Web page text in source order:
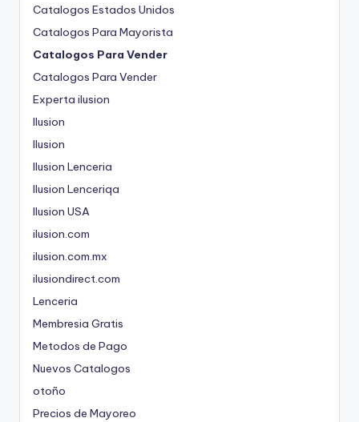
Catalogos Estados Unidos
Catalogos Para Mayorista
Catalogos Para Vender
Catalogos Para Vender
Experta ilusion
Ilusion
Ilusion
Ilusion Lenceria
Ilusion Lenceriqa
Ilusion USA
ilusion.com
ilusion.com.mx
ilusiondirect.com
Lenceria
Membresia Gratis
Metodos de Pago
Nuevos Catalogos
otoño
Precios de Mayoreo